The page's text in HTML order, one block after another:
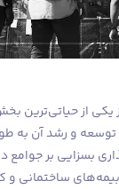
از حیاتی‌ترین
و رشد آن به
بسزایی بر جوامع
ساختمانی و